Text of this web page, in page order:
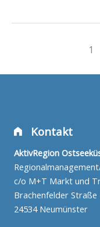
1
Kontakt
AktivRegion
c/o M+T Markt und
Brachenfelder Straße
24534 Neumünster